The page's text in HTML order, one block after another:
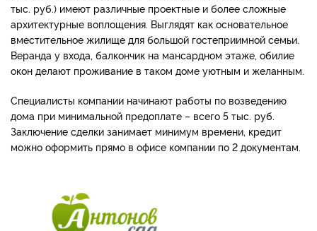
тыс. руб.) имеют различные проектные и более сложные
архитектурные воплощения. Выглядят как основательное
вместительное жилище для большой гостеприимной семьи.
Веранда у входа, балкончик на мансардном этаже, обилие
окон делают проживание в таком доме уютным и желанным.
Специалисты компании начинают работы по возведению
дома при минимальной предоплате – всего 5 тыс. руб.
Заключение сделки занимает минимум времени, кредит
можно оформить прямо в офисе компании по 2 документам.